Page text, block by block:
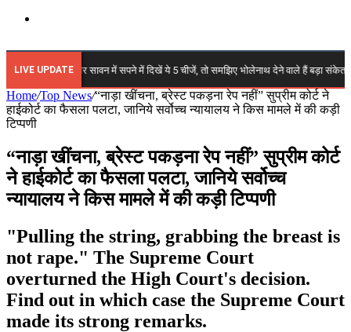
for
LIVE UPDATE
2026: अगर सावन में सपने में दिखें ये 5 चीजें, तो समझिए भोलेनाथ देने वाले हैं बड़ा संकेत!
Home/Top News/“नाड़ा खींचना, ब्रेस्ट पकड़ना रेप नहीं” सुप्रीम कोर्ट ने
हाईकोर्ट का फैसला पलटा, जानिये सर्वोच्च न्यायालय ने किस मामले में की कड़ी
टिप्पणी
“नाड़ा खींचना, ब्रेस्ट पकड़ना रेप नहीं” सुप्रीम कोर्ट
ने हाईकोर्ट का फैसला पलटा, जानिये सर्वोच्च
न्यायालय ने किस मामले में की कड़ी टिप्पणी
"Pulling the string, grabbing the breast is
not rape." The Supreme Court
overturned the High Court's decision.
Find out in which case the Supreme Court
made its strong remarks.